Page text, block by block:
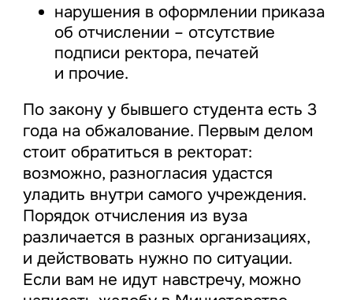
нарушения в оформлении приказа
об отчислении – отсутствие
подписи ректора, печатей
и прочие.
По закону у бывшего студента есть 3
года на обжалование. Первым делом
стоит обратиться в ректорат:
возможно, разногласия удастся
уладить внутри самого учреждения.
Порядок отчисления из вуза
различается в разных организациях,
и действовать нужно по ситуации.
Если вам не идут навстречу, можно